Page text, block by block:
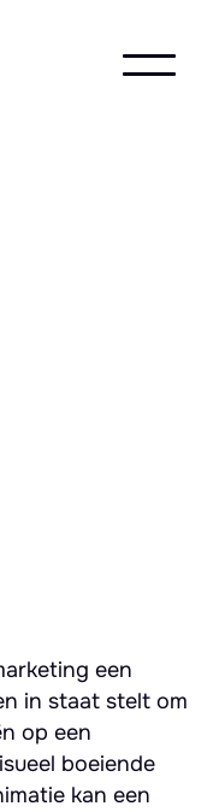
een
in staat stelt om
op een
boeiende
kan een